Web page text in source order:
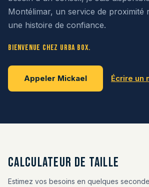
Montélimar, un service de proximité
une histoire de confiance.
Bienvenue chez URBA BOX.
Appeler Mickael Écrire un
Calculateur de taille
Estimez vos besoins en quelques